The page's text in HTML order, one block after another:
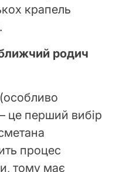
крапель
родич
це перший вибір
процес
тому має